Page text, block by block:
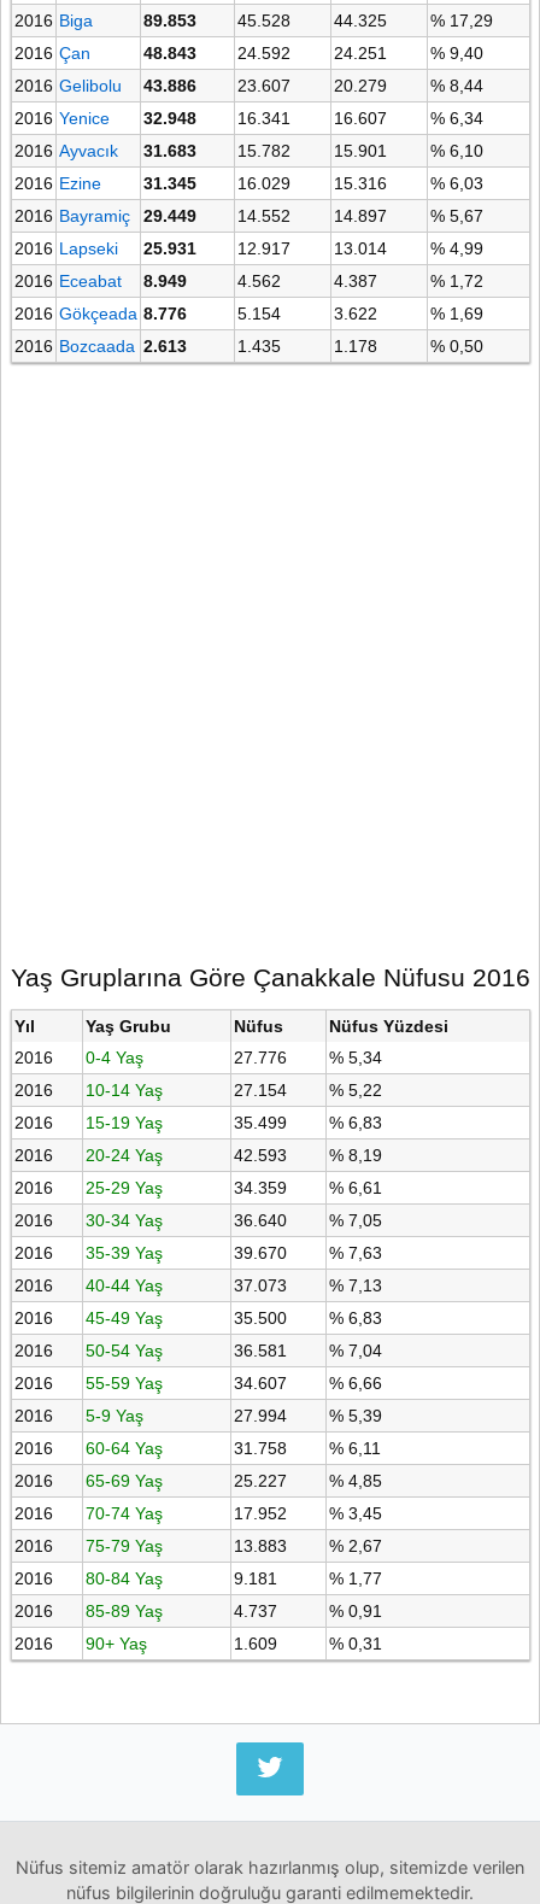
2016 Biga 89.853 45.528 44.325
% 17,29
2016 Çan 48.843 24.592 24.251
% 9,40
2016 Gelibolu 43.886 23.607 20.279
% 8,44
2016 Yenice 32.948 16.341 16.607
% 6,34
2016 Ayvacık 31.683 15.782 15.901
% 6,10
2016 Ezine 31.345 16.029 15.316
% 6,03
2016 Bayramiç 29.449 14.552 14.897
% 5,67
2016 Lapseki 25.931 12.917 13.014
% 4,99
2016 Eceabat 8.949 4.562 4.387
% 1,72
2016 Gökçeada 8.776 5.154 3.622
% 1,69
2016 Bozcaada 2.613 1.435 1.178 % 0,50
Yaş Gruplarına Göre Çanakkale Nüfusu 2016
Yıl Yaş Grubu Nüfus
Nüfus Yüzdesi
2016
0-4 Yaş 27.776
% 5,34
2016
10-14 Yaş 27.154
% 5,22
2016
15-19 Yaş 35.499
% 6,83
2016
20-24 Yaş 42.593
% 8,19
2016
25-29 Yaş 34.359
% 6,61
2016
30-34 Yaş 36.640
% 7,05
2016
35-39 Yaş 39.670
% 7,63
2016
40-44 Yaş 37.073
% 7,13
2016
45-49 Yaş 35.500
% 6,83
2016
50-54 Yaş 36.581
% 7,04
2016
55-59 Yaş 34.607
% 6,66
2016
5-9 Yaş 27.994
% 5,39
2016
60-64 Yaş 31.758
% 6,11
2016
65-69 Yaş 25.227
% 4,85
2016
70-74 Yaş 17.952
% 3,45
2016
75-79 Yaş 13.883
% 2,67
2016
80-84 Yaş 9.181
% 1,77
2016
85-89 Yaş 4.737
% 0,91
2016
90+ Yaş 1.609 % 0,31
Nüfus sitemiz amatör olarak hazırlanmış olup, sitemizde verilen
nüfus bilgilerinin doğruluğu garanti edilmemektedir.